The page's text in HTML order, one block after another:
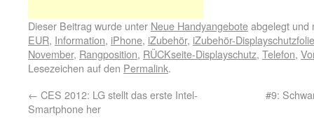
Dieser Beitrag wurde unter Neue Handyangeboteabgelegt und
EUR, Information, iPhone, iZubehör, iZubehör-Displayschutzfolie
November, Rangposition, RÜCKseite-Displayschutz, Telefon,
Lesezeichen auf den Permalink.
← CES 2012: LG stellt das erste Intel-
Smartphone her
#9: